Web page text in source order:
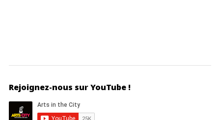
Rejoignez-nous sur YouTube !